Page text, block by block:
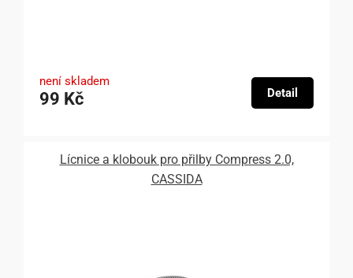
není skladem
99 Kč Detail
Lícnice a klobouk pro přilby Compress 2.0,
CASSIDA